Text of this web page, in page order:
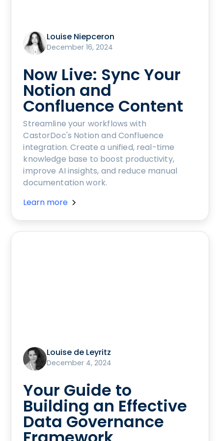
Louise Niepceron
December 16, 2024
Now Live: Sync Your
Notion and
Confluence Content
Streamline your workflows with
CastorDoc's Notion and Confluence
integration. Create a unified, real-time
knowledge base to boost productivity,
improve AI insights, and reduce manual
documentation work.
Learn more
Louise de Leyritz
December 4, 2024
Your Guide to
Building an Effective
Data Governance